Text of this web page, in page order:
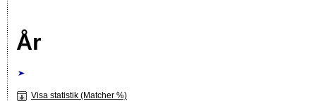
År
Visa statistik (Matcher %)